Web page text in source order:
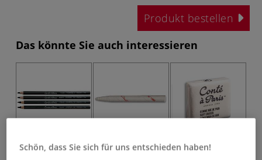
Produkt bestellen
Das könnte Sie auch interessieren
Schön, dass Sie sich für uns entschieden haben!